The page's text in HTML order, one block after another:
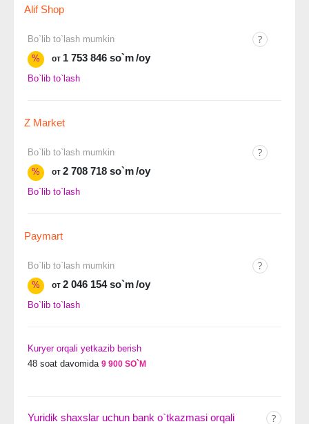
Alif Shop
Bo`lib to`lash mumkin
%
от 1 753 846 so`m/oy
Bo`lib to`lash
Z Market
Bo`lib to`lash mumkin
%
от 2 708 718 so`m/oy
Bo`lib to`lash
Paymart
Bo`lib to`lash mumkin
%
от 2 046 154 so`m/oy
Bo`lib to`lash
Kuryer orqali yetkazib berish
48 soat davomida 9 900 SO`M
Yuridik shaxslar uchun bank o`tkazmasi orqali